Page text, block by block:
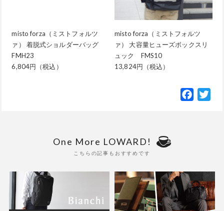
misto forza（ミストフォルツ
ァ） 着脱式ショルダーバッグ
FMH23
6,804円（税込）
misto forza（ミストフォルツ
ァ） 大容量ヒューズボックスリ
ュック FMS10
13,824円（税込）
One More LOWARD!
こちらの記事もおすすめです